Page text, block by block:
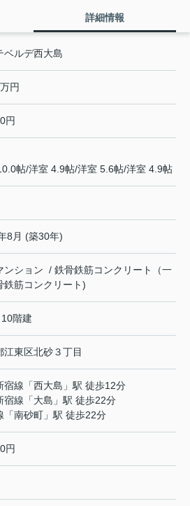
詳細情報
ベルデ西大島
円
円
帖/洋室 4.9帖/洋室 5.6帖/洋室 4.9帖
8月 (築30年)
ンション / 鉄骨鉄筋コンクリート（一
鉄筋コンクリート)
階建
江東区北砂３丁目
宿線 「西大島 」駅 徒歩12分
宿線 「大島 」駅 徒歩22分
「南砂町 」駅 徒歩22分
円